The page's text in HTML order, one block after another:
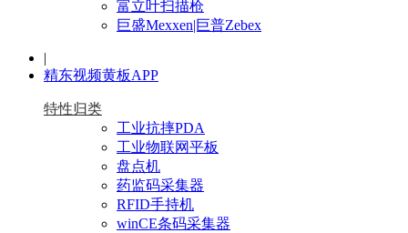
富立叶扫描枪
巨盛Mexxen|巨普Zebex
|
精东视频黄板APP
特性归类
工业抗摔PDA
工业物联网平板
盘点机
药监码采集器
RFID手持机
winCE条码采集器